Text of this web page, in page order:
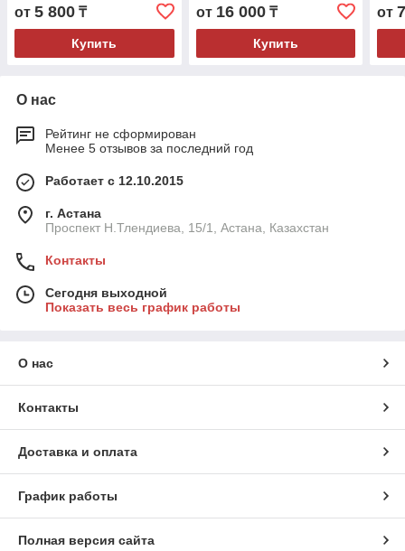
от 5 800 ₸
Купить
от 16 000₸
Купить
от
О нас
Рейтинг не сформирован
Менее 5 отзывов за последний год
Работает с 12.10.2015
г. Астана
Проспект Н.Тлендиева, 15/1, Астана, Казахстан
Контакты
Сегодня выходной
Показать весь график работы
О нас
Контакты
Доставка и оплата
График работы
Полная версия сайта